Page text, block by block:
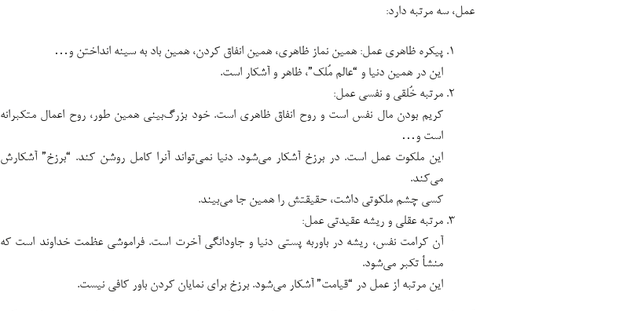
عمل، سه مرتبه دارد:
پیکره ظاهری عمل: همین نماز ظاهری، همین انفاق کردن، همین باد به سینه انداختن و…
️این در همین دنیا و “عالم مُلک”، ظاهر و آشکار است.
مرتبه خُلقی و نفسی عمل:
کریم بودن مال نفس است و روح انفاق ظاهری است. خود بزرگ‌بینی همین طور، روح اعمال متکبرانه
است و…
این ملکوت عمل است. در برزخ آشکار می‌شود. دنیا نمی‌تواند آنرا کامل روشن کند. “برزخ” آشکارش
می‌کند.
کسی چشم ملکوتی داشت، حقیقتش را همین جا می‌بیند.
مرتبه عقلی و ریشه عقیدتی عمل:
آن کرامت نفس، ریشه در باوربه پستی دنیا و جاودانگی آخرت است. فراموشی عظمت خداوند است که
منشأ تکبر می‌شود.
این مرتبه از عمل در “قیامت” آشکار می‌شود. برزخ برای نمایان کردن باور کافی نیست.